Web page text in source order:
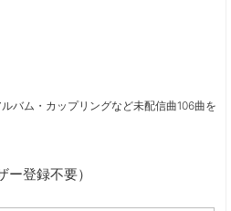
バム・カップリングなど未配信曲106曲を
登録不要）